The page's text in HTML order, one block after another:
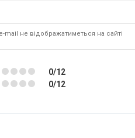
mail не відображатиметься на сайті
0/12
0/12